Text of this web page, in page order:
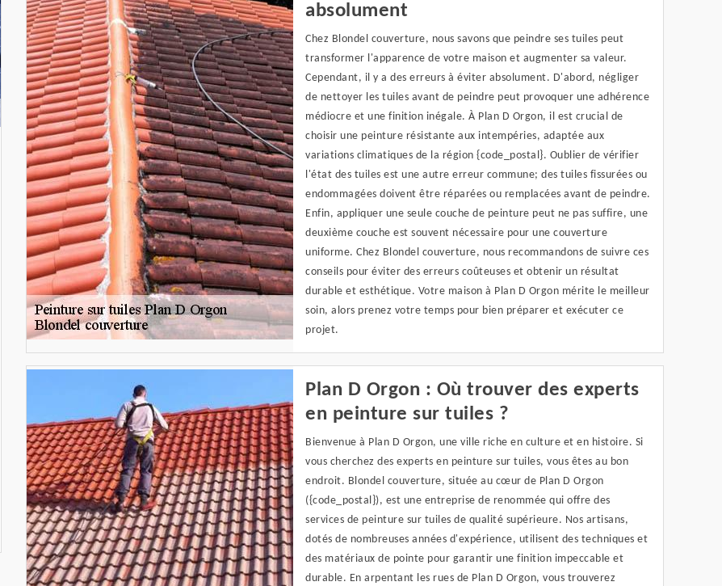
absolument
Chez Blondel couverture, nous savons que peindre ses tuiles peut
transformer l'apparence de votre maison et augmenter sa valeur.
Cependant, il y a des erreurs à éviter absolument. D'abord, négliger
de nettoyer les tuiles avant de peindre peut provoquer une adhérence
médiocre et une finition inégale. À Plan D Orgon, il est crucial de
choisir une peinture résistante aux intempéries, adaptée aux
variations climatiques de la région {code_postal}. Oublier de vérifier
l'état des tuiles est une autre erreur commune; des tuiles fissurées ou
endommagées doivent être réparées ou remplacées avant de peindre.
Enfin, appliquer une seule couche de peinture peut ne pas suffire, une
deuxième couche est souvent nécessaire pour une couverture
uniforme. Chez Blondel couverture, nous recommandons de suivre ces
conseils pour éviter des erreurs coûteuses et obtenir un résultat
durable et esthétique. Votre maison à Plan D Orgon mérite le meilleur
soin, alors prenez votre temps pour bien préparer et exécuter ce
projet.
Plan D Orgon : Où trouver des experts
en peinture sur tuiles ?
Bienvenue à Plan D Orgon, une ville riche en culture et en histoire. Si
vous cherchez des experts en peinture sur tuiles, vous êtes au bon
endroit. Blondel couverture, située au cœur de Plan D Orgon
({code_postal}), est une entreprise de renommée qui offre des
services de peinture sur tuiles de qualité supérieure. Nos artisans,
dotés de nombreuses années d'expérience, utilisent des techniques et
des matériaux de pointe pour garantir une finition impeccable et
durable. En arpentant les rues de Plan D Orgon, vous trouverez